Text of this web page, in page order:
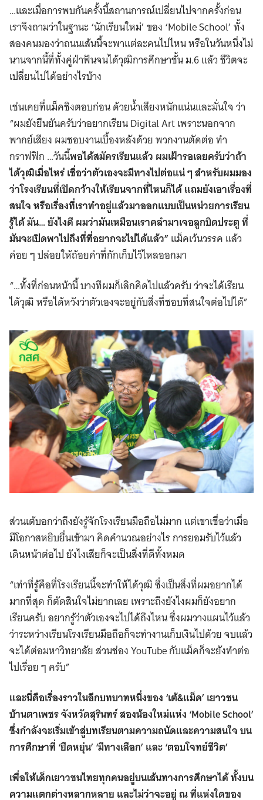
…และเมื่อการพบกันครั้งนี้สถานการณ์เปลี่ยนไปจากครั้งก่อน
เราจึงถามว่าในฐานะ ‘นักเรียนใหม่’ ของ ‘Mobile School’ ทั้ง
สองคนมองว่าถนนเส้นนี้จะพาแต่ละคนไปไหน หรือในวันหนึ่งไม่
นานจากนี้ที่ทั้งคู่ฝ่าฟันจนได้วุฒิการศึกษาชั้น ม.6 แล้ว ชีวิตจะ
เปลี่ยนไปได้อย่างไรบ้าง
เช่นเคยที่แม็คชิงตอบก่อน ด้วยน้ำเสียงหนักแน่นและมั่นใจ ว่า
“ผมยังยืนยันครับว่าอยากเรียน Digital Art เพราะนอกจาก
พากย์เสียง ผมชอบงานเบื้องหลังด้วย พวกงานตัดต่อ ทำ
กราฟฟิก …วันนี้พอได้สมัครเรียนแล้ว ผมเฝ้ารอเลยครับว่าถ้า
ได้วุฒิเมื่อไหร่ เชื่อว่าตัวเองจะมีทางไปต่อแน่ ๆ สำหรับผมมอง
ว่าโรงเรียนที่เปิดกว้างให้เรียนจากที่ไหนก็ได้ แถมยังเอาเรื่องที่
สนใจ หรือเรื่องที่เราทำอยู่แล้วมาออกแบบเป็นหน่วยการเรียน
รู้ได้ มัน… ยังไงดี ผมว่ามันเหมือนเราคลำมาเจอลูกบิดประตู ที่
มันจะเปิดพาไปถึงที่ที่อยากจะไปได้แล้ว” แม็คเว้นวรรค แล้ว
ค่อย ๆ ปล่อยให้ถ้อยคำที่กักเก็บไว้ไหลออกมา
“…ทั้งที่ก่อนหน้านี้ บางทีผมก็เลิกคิดไปแล้วครับ ว่าจะได้เรียน
ได้วุฒิ หรือได้หวังว่าตัวเองจะอยู่กับสิ่งที่ชอบที่สนใจต่อไปได้”
ส่วนเต้บอกว่าถึงยังรู้จักโรงเรียนมือถือไม่มาก แต่เขาเชื่อว่าเมื่อ
มีโอกาสหยิบยื่นเข้ามา คิดคำนวณอย่างไร การยอมรับไว้แล้ว
เดินหน้าต่อไป ยังไงเสียก็จะเป็นสิ่งที่ดีทั้งหมด
“เท่าที่รู้คือที่โรงเรียนนี้จะทำให้ได้วุฒิ ซึ่งเป็นสิ่งที่ผมอยากได้
มากที่สุด ก็ตัดสินใจไม่ยากเลย เพราะถึงยังไงผมก็ยังอยาก
เรียนครับ อยากรู้ว่าตัวเองจะไปได้ถึงไหน ซึ่งผมวางแผนไว้แล้ว
ว่าระหว่างเรียนโรงเรียนมือถือก็จะทำงานเก็บเงินไปด้วย จบแล้ว
จะได้ต่อมหาวิทยาลัย ส่วนช่อง YouTube กับแม็คก็จะยังทำต่อ
ไปเรื่อย ๆ ครับ”
และนี่คือเรื่องราวในอีกบทบาทหนึ่งของ ‘เต้&แม็ค’ เยาวชน
บ้านตาเพชร จังหวัดสุรินทร์ สองน้องใหม่แห่ง ‘Mobile School’
ซึ่งกำลังจะเริ่มเข้าสู่บทเรียนตามความถนัดและความสนใจ บน
การศึกษาที่ ‘ยืดหยุ่น’ ‘มีทางเลือก’ และ ‘ตอบโจทย์ชีวิต’
เพื่อให้เด็กเยาวชนไทยทุกคนอยู่บนเส้นทางการศึกษาได้ ทั้งบน
ความแตกต่างหลากหลาย และไม่ว่าจะอยู่ ณ ที่แห่งใดของ